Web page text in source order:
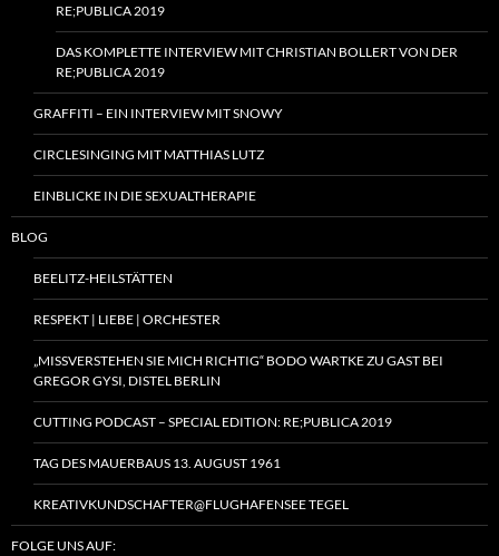
RE;PUBLICA 2019
DAS KOMPLETTE INTERVIEW MIT CHRISTIAN BOLLERT VON DER
RE;PUBLICA 2019
GRAFFITI – EIN INTERVIEW MIT SNOWY
CIRCLESINGING MIT MATTHIAS LUTZ
EINBLICKE IN DIE SEXUALTHERAPIE
BLOG
BEELITZ-HEILSTÄTTEN
RESPEKT | LIEBE | ORCHESTER
„MISSVERSTEHEN SIE MICH RICHTIG“ BODO WARTKE ZU GAST BEI
GREGOR GYSI, DISTEL BERLIN
CUTTING PODCAST – SPECIAL EDITION: RE;PUBLICA 2019
TAG DES MAUERBAUS 13. AUGUST 1961
KREATIVKUNDSCHAFTER@FLUGHAFENSEE TEGEL
FOLGE UNS AUF: